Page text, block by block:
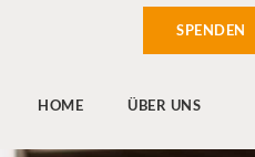
SPENDEN
HOME ÜBER UNS